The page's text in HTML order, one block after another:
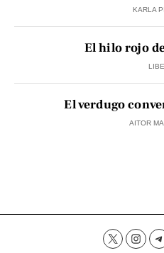
KARLA
El hilo rojo
El verdugo
AITOR